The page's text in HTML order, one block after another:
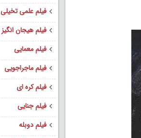
فیلم علمی تخیلی
فیلم هیجان انگیز
فیلم معمایی
فیلم ماجراجویی
فیلم کره ای
فیلم جنایی
فیلم دوبله